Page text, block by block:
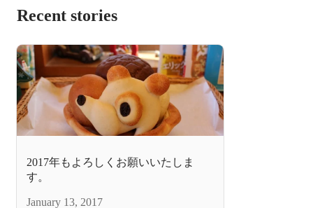
Recent stories
2017年もよろしくお願いいたしま
す。
January 13, 2017